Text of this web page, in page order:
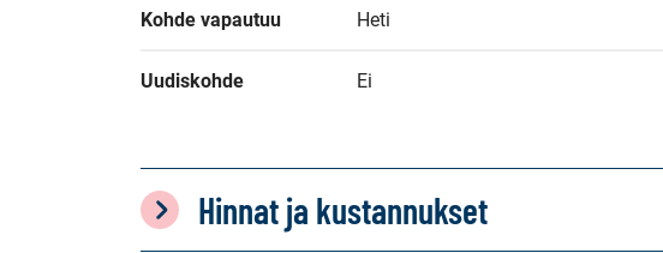
Kohde vapautuu Heti
Uudiskohde Ei
Hinnat ja kustannukset